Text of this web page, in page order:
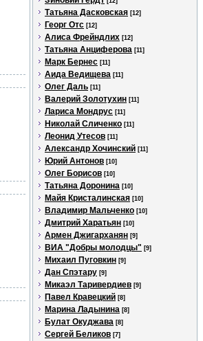
Татьяна Дасковская [12]
Георг Отс [12]
Алиса Фрейндлих [12]
Татьяна Анциферова [11]
Марк Бернес [11]
Аида Ведищева [11]
Олег Даль [11]
Валерий Золотухин [11]
Лариса Мондрус [11]
Николай Сличенко [11]
Леонид Утесов [11]
Александр Хочинский [11]
Юрий Антонов [10]
Олег Борисов [10]
Татьяна Доронина [10]
Майя Кристалинская [10]
Владимир Мальченко [10]
Дмитрий Харатьян [10]
Армен Джигарханян [9]
ВИА "Добры молодцы" [9]
Михаил Пуговкин [9]
Дан Спэтару [9]
Микаэл Таривердиев [9]
Павел Кравецкий [8]
Марина Ладынина [8]
Булат Окуджава [8]
Сергей Беликов [7]